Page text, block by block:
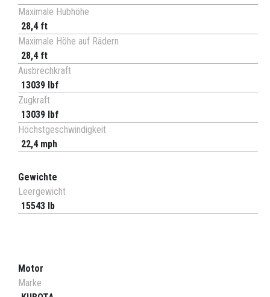
Maximale Hubhöhe
28,4 ft
Maximale Höhe auf Rädern
28,4 ft
Ausbrechkraft
13039 lbf
Zugkraft
13039 lbf
Höchstgeschwindigkeit
22,4 mph
Gewichte
Leergewicht
15543 lb
Motor
Marke